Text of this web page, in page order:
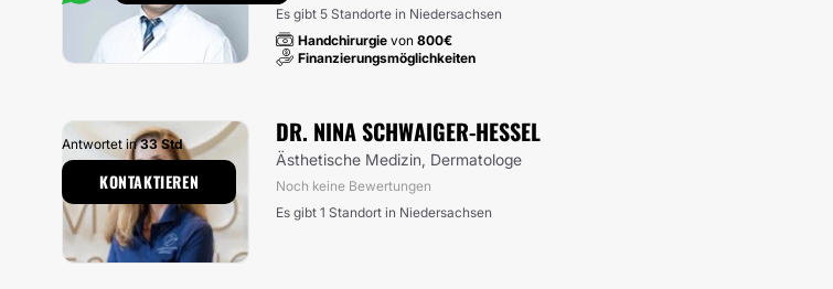
Es gibt 5 Standorte in Niedersachsen
Handchirurgie von 800€
Finanzierungsmöglichkeiten
DR. NINA SCHWAIGER-HESSEL
Ästhetische Medizin, Dermatologe
Noch keine Bewertungen
Es gibt 1 Standort in Niedersachsen
Antwortet in33 Std
KONTAKTIEREN